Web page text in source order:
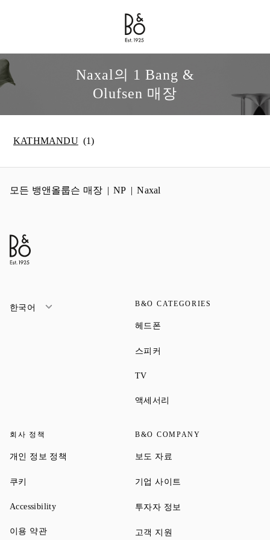
Bang & Olufsen - Exist to Create
Link Opens in New Tab
Naxal의 1 Bang &
Olufsen 매장
KATHMANDU
모든 뱅앤올룹슨 매장 NP Naxal
한국어 B&O CATEGORIES
헤드폰
스피커
TVLink Opens in New Tab
액세서리
회사 정책
개인 정보 정책 Link Opens in New Tab
쿠키
AccessibilityLink Opens in New Tab
이용 약관Link Opens in New Tab
B&O COMPANY
보도 자료
기업 사이트
투자자 정보
고객 지원